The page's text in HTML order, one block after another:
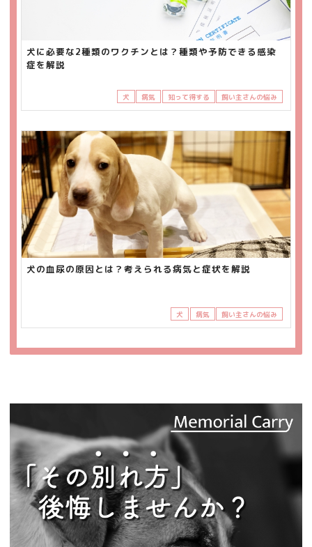
犬に必要な2種類のワクチンとは？種類や予防できる感染
症を解説
犬 病気 知って得する 飼い主さんの悩み
犬の血尿の原因とは？考えられる病気と症状を解説
犬 病気 飼い主さんの悩み